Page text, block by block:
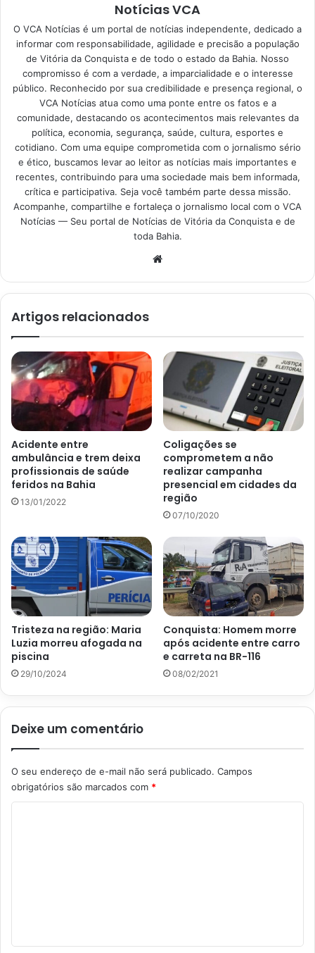
Notícias VCA
O VCA Notícias é um portal de notícias independente, dedicado a
informar com responsabilidade, agilidade e precisão a população
de Vitória da Conquista e de todo o estado da Bahia. Nosso
compromisso é com a verdade, a imparcialidade e o interesse
público. Reconhecido por sua credibilidade e presença regional, o
VCA Notícias atua como uma ponte entre os fatos e a
comunidade, destacando os acontecimentos mais relevantes da
política, economia, segurança, saúde, cultura, esportes e
cotidiano. Com uma equipe comprometida com o jornalismo sério
e ético, buscamos levar ao leitor as notícias mais importantes e
recentes, contribuindo para uma sociedade mais bem informada,
crítica e participativa. Seja você também parte dessa missão.
Acompanhe, compartilhe e fortaleça o jornalismo local com o VCA
Notícias — Seu portal de Notícias de Vitória da Conquista e de
toda Bahia.
Artigos relacionados
Acidente entre
ambulância e trem deixa
profissionais de saúde
feridos na Bahia
13/01/2022
Coligações se
comprometem a não
realizar campanha
presencial em cidades da
região
07/10/2020
Tristeza na região: Maria
Luzia morreu afogada na
piscina
29/10/2024
Conquista: Homem morre
após acidente entre carro
e carreta na BR-116
08/02/2021
Deixe um comentário
O seu endereço de e-mail não será publicado. Campos
obrigatórios são marcados com *